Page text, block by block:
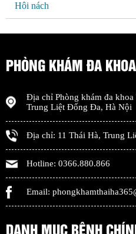
Hôi nách
PHÒNG KHÁM ĐA
Địa chỉ Phòng khám đa khoa
Trung Liệt Đống Đa, Hà Nội
Địa chỉ: 11 Thái Hà, Trung
Hotline: 0366.880.866
Email:
DANH MỤC BỆNH